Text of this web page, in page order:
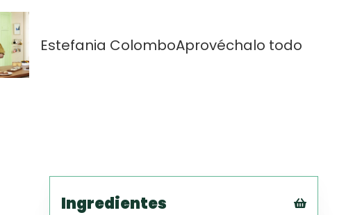
Estefania ColomboAprovéchalo todo
Ingredientes